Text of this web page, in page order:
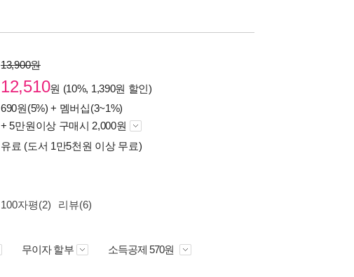
13,900원
12,510원 (10%, 1,390원 할인)
690원(5%) + 멤버십(3~1%)
+ 5만원이상 구매시 2,000원
유료 (도서 1만5천원 이상 무료)
100자평(2) 리뷰(6)
무이자 할부 소득공제 570원